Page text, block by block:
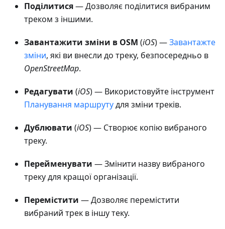
Поділитися— Дозволяє поділитися вибраним
треком з іншими.
Завантажити зміни в OSM (iOS) —Завантажте
зміни, які ви внесли до треку, безпосередньо в
OpenStreetMap.
Редагувати (iOS) — Використовуйте інструмент
Планування маршрутудля зміни треків.
Дублювати (iOS) — Створює копію вибраного
треку.
Перейменувати — Змінити назву вибраного
треку для кращої організації.
Перемістити — Дозволяє перемістити
вибраний трек в іншу теку.